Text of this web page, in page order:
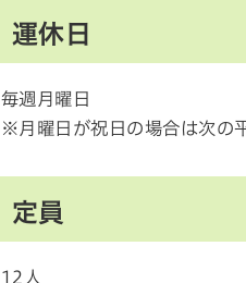
運休日
毎週月曜日
※月曜日が祝日の場合は次の
定員
12人